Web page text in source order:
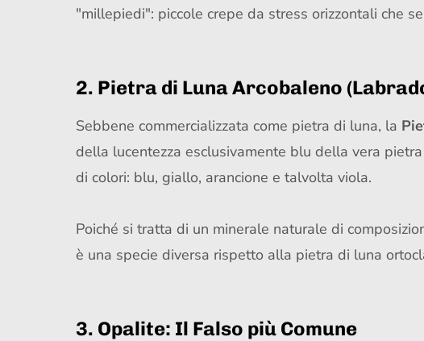
"millepiedi": piccole crepe da stress orizzontali che
2. Pietra di Luna Arcobaleno
Sebbene commercializzata come pietra di luna, la
della lucentezza esclusivamente blu della vera
di colori: blu, giallo, arancione e talvolta viola.
Poiché si tratta di un minerale naturale di
è una specie diversa rispetto alla pietra di luna
3. Opalite: Il Falso più Comune